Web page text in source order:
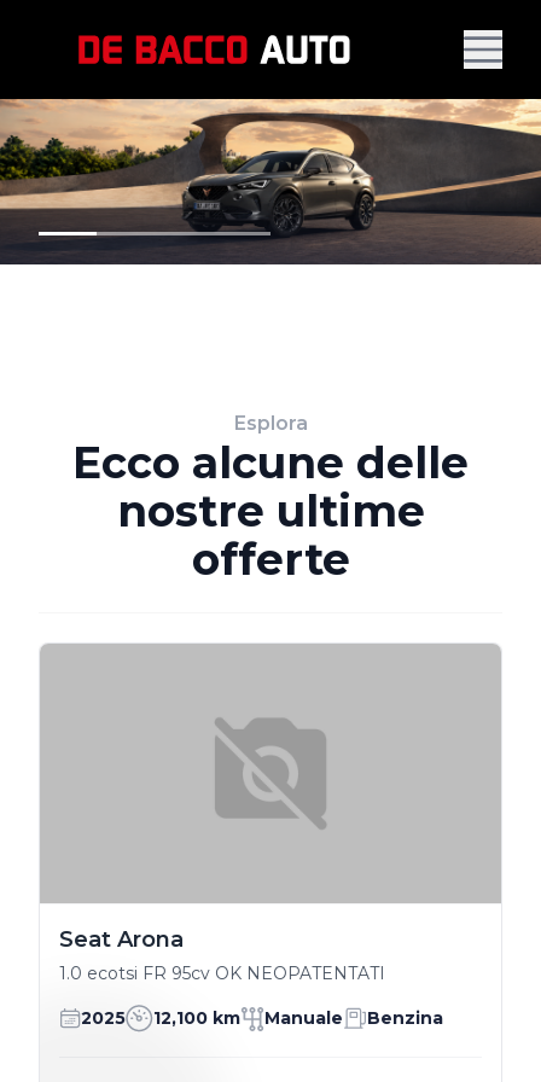
Esplora
Ecco alcune delle
nostre ultime
offerte
Seat Arona
1.0 ecotsi FR 95cv OK NEOPATENTATI
2025 12,100 km Manuale Benzina